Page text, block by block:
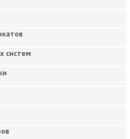
систем